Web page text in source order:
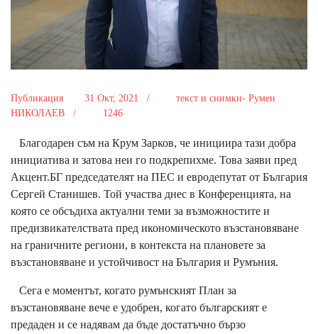
Публикация 31 Окт, 2021 /
текст и снимки- Румен
НИКОЛАЕВ /
1246
Благодарен съм на Крум Зарков, че инициира тази добра
инициатива и затова неи го подкрепихме. Това заяви пред
Акцент.БГ председателят на ПЕС и евродепутат от България
Сергей Станишев. Той участва днес в Конференцията, на
която се обсъдиха актуални теми за възможностите и
предизвикателствата пред икономическото възстановяване
на граничните региони, в контекста на плановете за
възстановяване и устойчивост на България и Румъния.
Сега е моментът, когато румънският План за
възстановяване вече е удобрен, когато българският е
предаден и се надявам да бъде достатъчно бързо